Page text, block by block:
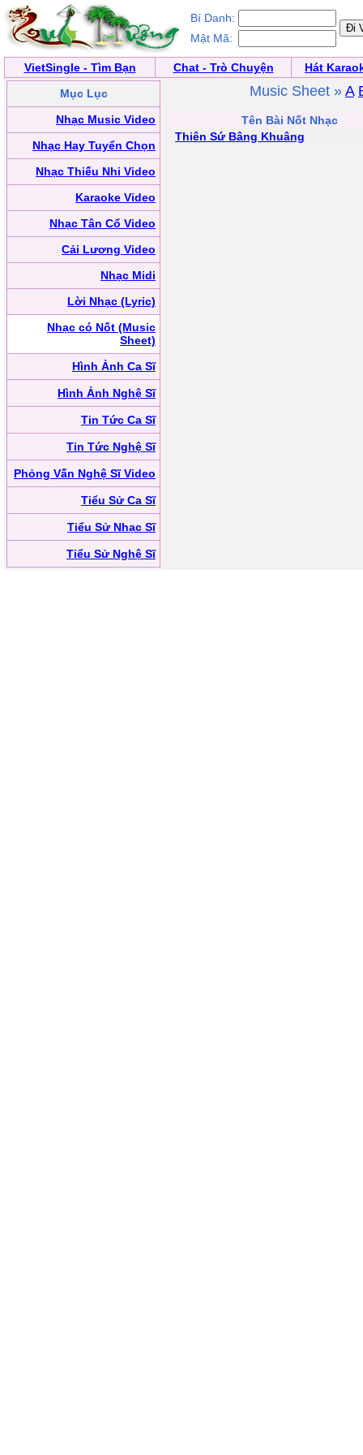
Bí Danh:
Mật Mã:
VietSingle - Tìm Bạn Chat - Trò Chuyện
Hát
Mục Lục
Nhạc Music Video
Nhạc Hay Tuyển Chọn
Nhạc Thiếu Nhi Video
Karaoke Video
Nhạc Tân Cổ Video
Cải Lương Video
Nhạc Midi
Lời Nhạc (Lyric)
Nhạc có Nốt (Music
Sheet)
Hình Ảnh Ca Sĩ
Hình Ảnh Nghệ Sĩ
Tin Tức Ca Sĩ
Tin Tức Nghệ Sĩ
Phỏng Vấn Nghệ Sĩ Video
Tiểu Sử Ca Sĩ
Tiểu Sử Nhạc Sĩ
Tiểu Sử Nghệ Sĩ
Music Sheet » A
Tên Bài Nốt Nhạc
Thiên Sứ Bâng Khuâng